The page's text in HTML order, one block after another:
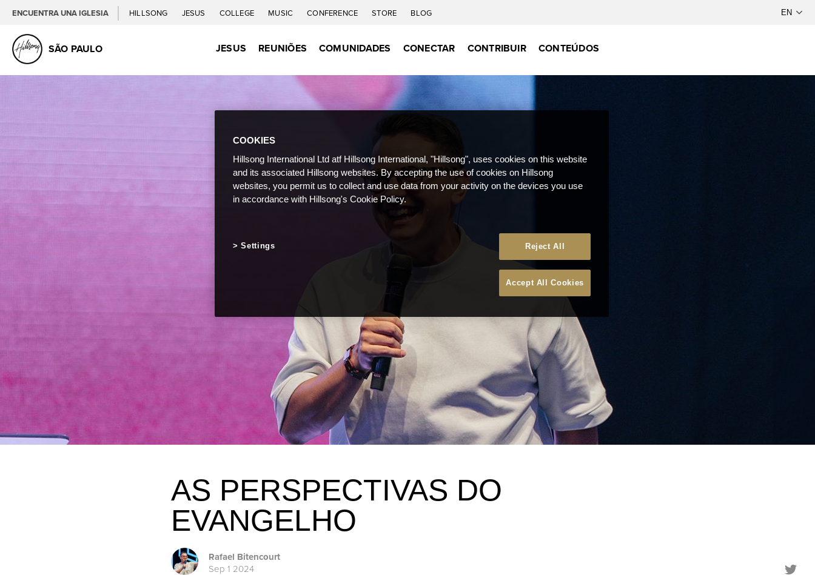
ENCUENTRA UNA IGLESIA HILLSONG JESUS COLLEGE MUSIC CONFERENCE STORE BLOG
SÃO PAULO JESUS REUNIÕES COMUNIDADES CONECTAR CONTRIBUIR CONTEÚDOS
AS PERSPECTIVAS DO
EVANGELHO
Rafael Bitencourt
Sep 1 2024
COOKIES
Hillsong International Ltd atf Hillsong International, "Hillsong", uses cookies on this website
and its associated Hillsong websites. By accepting the use of cookies on Hillsong
websites, you permit us to collect and use data from your activity on the devices you use
in accordance with Hillsong's Cookie Policy.
Reject All
Accept All Cookies
Settings